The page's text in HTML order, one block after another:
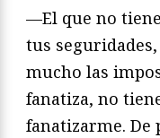
—El que no
tus
mucho las
fanatiza, no
fanatizarme. De